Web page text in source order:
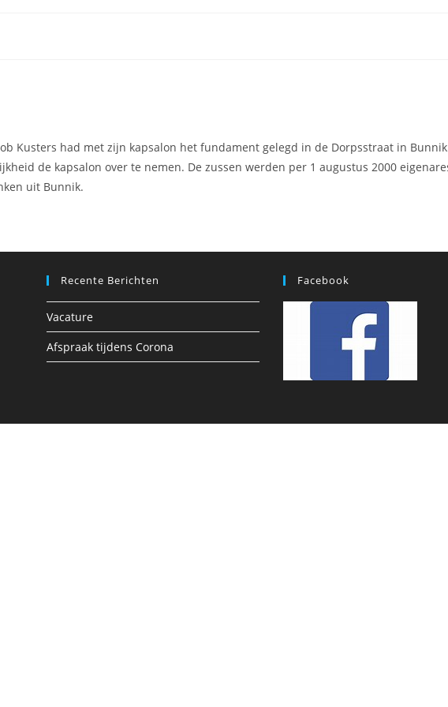
Kusters had met zijn kapsalon het fundament gelegd in de Dorpsstraat in
de kapsalon over te nemen. De zussen werden per 1 augustus 2000
uit Bunnik.
Recente Berichten
Vacature
Afspraak tijdens Corona
Facebook